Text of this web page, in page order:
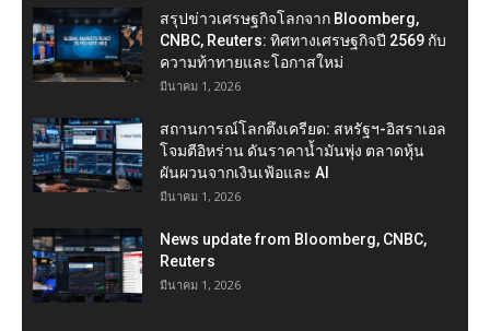
สรุปข่าวเศรษฐกิจโลกจาก Bloomberg,
CNBC, Reuters: ทิศทางเศรษฐกิจปี 2569 กับ
ความท้าทายและโอกาสใหม่
มีนาคม 1, 2026
สถานการณ์โลกตึงเครียด: สหรัฐฯ-อิสราเอล
โจมตีอิหร่าน ดันราคาน้ำมันพุ่ง ตลาดหุ้น
ผันผวนจากเงินเฟ้อและ AI
มีนาคม 1, 2026
News update from Bloomberg, CNBC,
Reuters
มีนาคม 1, 2026